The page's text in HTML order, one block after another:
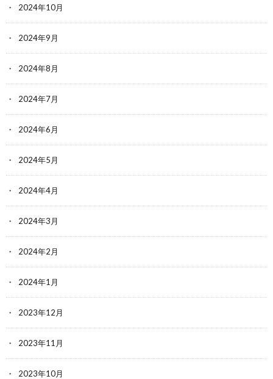
2024年10月
2024年9月
2024年8月
2024年7月
2024年6月
2024年5月
2024年4月
2024年3月
2024年2月
2024年1月
2023年12月
2023年11月
2023年10月